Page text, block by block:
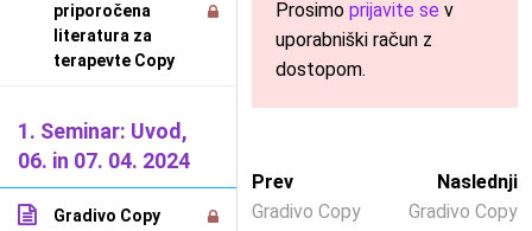
priporočena
literatura za
terapevte Copy
1. Seminar: Uvod,
06. in 07. 04. 2024
Gradivo Copy
Prosimoprijavite se v
uporabniški račun z
dostopom.
Prev
Gradivo Copy
Naslednji
Gradivo Copy